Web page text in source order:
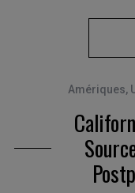
r
c
h
f
o
Amériques,